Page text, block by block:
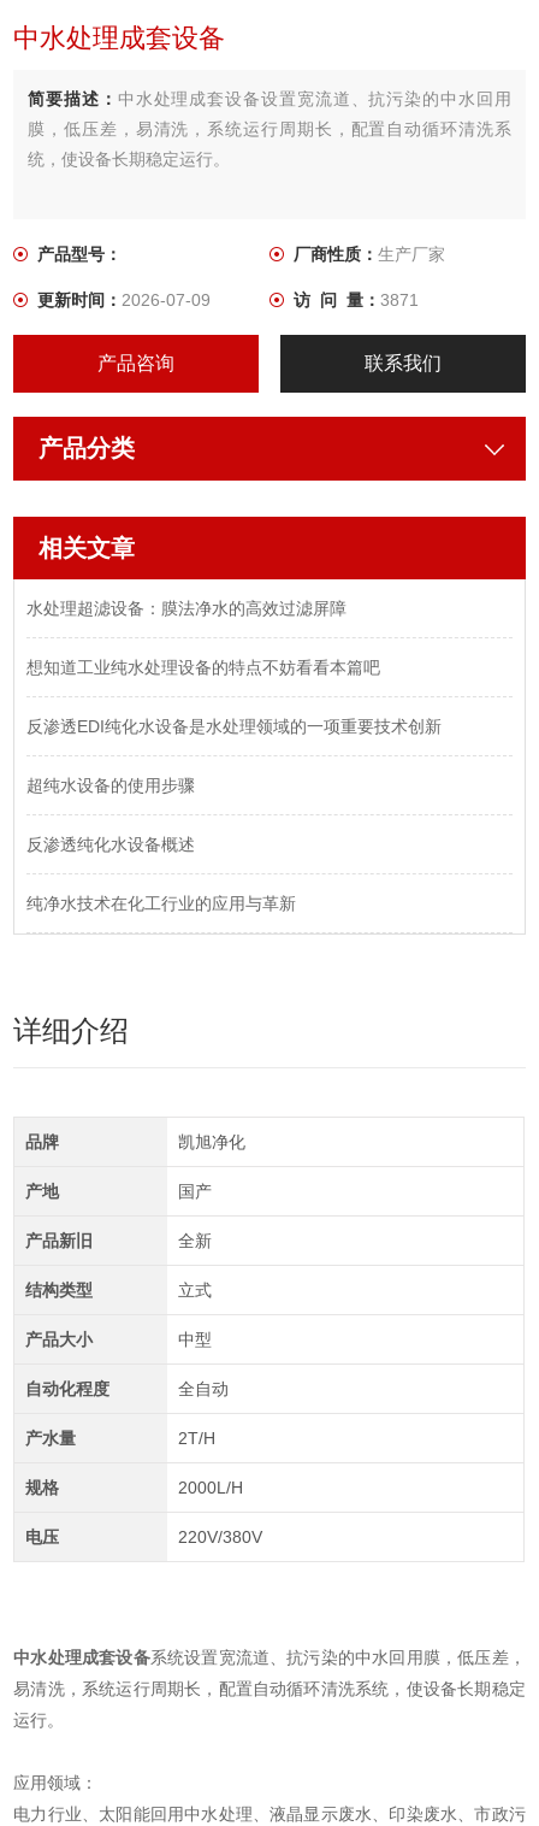
中水处理成套设备
简要描述： 中水处理成套设备设置宽流道、抗污染的中水回用
膜，低压差，易清洗，系统运行周期长，配置自动循环清洗系
统，使设备长期稳定运行。
产品型号： 厂商性质： 生产厂家
更新时间：2026-07-09 访 问 量： 3871
产品咨询 联系我们
产品分类
相关文章
水处理超滤设备：膜法净水的高效过滤屏障
想知道工业纯水处理设备的特点不妨看看本篇吧
反渗透EDI纯化水设备是水处理领域的一项重要技术创新
超纯水设备的使用步骤
反渗透纯化水设备概述
纯净水技术在化工行业的应用与革新
详细介绍
品牌 凯旭净化
产地 国产
产品新旧 全新
结构类型 立式
产品大小 中型
自动化程度 全自动
产水量 2T/H
规格 2000L/H
电压 220V/380V
中水处理成套设备系统设置宽流道、抗污染的中水回用膜，低压差，
易清洗，系统运行周期长，配置自动循环清洗系统，使设备长期稳定
运行。
应用领域：
电力行业、太阳能回用中水处理、液晶显示废水、印染废水、市政污